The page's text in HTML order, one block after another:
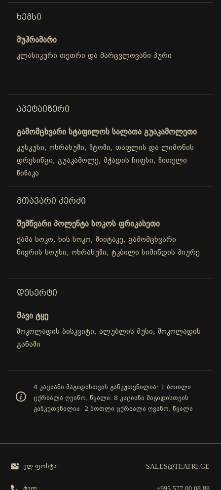
ᲮᲔᲛᲡᲘ
მუჰრამარი
კლასიკური თეთრი და მარცვლოვანი პური
ᲐᲞᲔᲢᲐᲘᲖᲔᲠᲘ
გამომცხვარი სტაფილოს სალათა გუაკამოლეთი
კუსკუსი, ოხრახუში, შტოში, თაფლის და ლიმონის
დრესინგი, გუაკამოლე, მჭადის ჩიფსი, წითელი
წიწაკა
ᲛᲗᲐᲕᲐᲠᲘ ᲙᲔᲠᲫᲘ
შემწვარი პოლენტა სოკოს ფრიკასეთი
ქამა სოკო, ხის სოკო, შიიტაკე, გამომცხვარი
ნივრის სოუსი, ოხრახუში, ტკბილი სიმინდის პიურე
ᲓᲔᲡᲔᲠᲢᲘ
შავი ტყე
შოკოლადის ბისკვიტი, ალუბლის მუსი, შოკოლადის
განაში
4 კაციანი მაგიდისთვის განკუთვნილია: 1 ბოთლი
ცქრიალა ღვინო, წყალი. 8 კაციანი მაგიდისთვის
განკუთვნილია: 2 ბოთლი ცქრიალა ღვინო, წყალი
ელ.ფოსტა: SALES@TEATRI.GE